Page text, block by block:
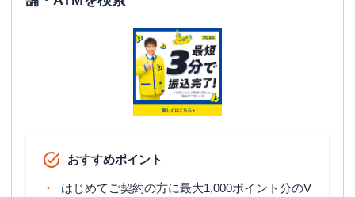
おすすめポイント
はじめてご契約の方に最大1,000ポイント分のV